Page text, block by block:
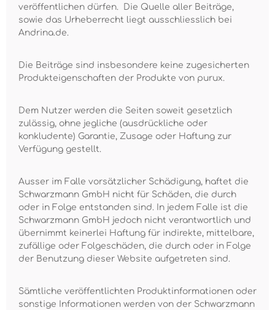
veröffentlichen dürfen. Die Quelle aller Beiträge,
sowie das Urheberrecht liegt ausschliesslich bei
Andrina.de.
Die Beiträge sind insbesondere keine zugesicherten
Produkteigenschaften der Produkte von purux.
Dem Nutzer werden die Seiten soweit gesetzlich
zulässig, ohne jegliche (ausdrückliche oder
konkludente) Garantie, Zusage oder Haftung zur
Verfügung gestellt.
Ausser im Falle vorsätzlicher Schädigung, haftet die
Schwarzmann GmbH nicht für Schäden, die durch
oder in Folge entstanden sind. In jedem Falle ist die
Schwarzmann GmbH jedoch nicht verantwortlich und
übernimmt keinerlei Haftung für indirekte, mittelbare,
zufällige oder Folgeschäden, die durch oder in Folge
der Benutzung dieser Website aufgetreten sind.
Sämtliche veröffentlichten Produktinformationen oder
sonstige Informationen werden von der Schwarzmann